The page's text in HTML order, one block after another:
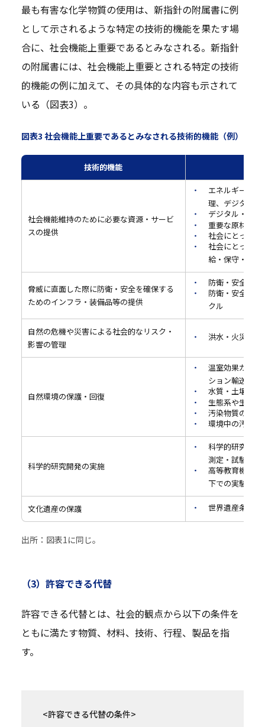
最も有害な化学物質の使用は、新指針の附属書に例
として示されるような特定の技術的機能を果たす場
合に、社会機能上重要であるとみなされる。新指針
の附属書には、社会機能上重要とされる特定の技術
的機能の例に加えて、その具体的な内容も示されて
いる（図表3）。
図表3 社会機能上重要であるとみなされる技術的機能（例）
技術的機能
社会機能維持のために必要な資源・サービ
スの提供
エネルギー変
理、デジタル
デジタル・イ
重要な原材料
社会にとって重
社会にとって重
給・保守・リサ
脅威に直面した際に防衛・安全を確保する
ためのインフラ・装備品等の提供
防衛・安全保
防衛・安全保
クル
自然の危機や災害による社会的なリスク・
影響の管理
洪水・火災・
自然環境の保護・回復
温室効果ガス
ション輸送技
水質・土壌・
生態系や生物
汚染物質の分析
環境中の汚染物
科学的研究開発の実施
科学的研究開
測定・試験
高等教育機関
下での実験
文化遺産の保護 世界遺産条約
出所：図表1に同じ。
（3）許容できる代替
許容できる代替とは、社会的観点から以下の条件を
ともに満たす物質、材料、技術、行程、製品を指
す。
<許容できる代替の条件>